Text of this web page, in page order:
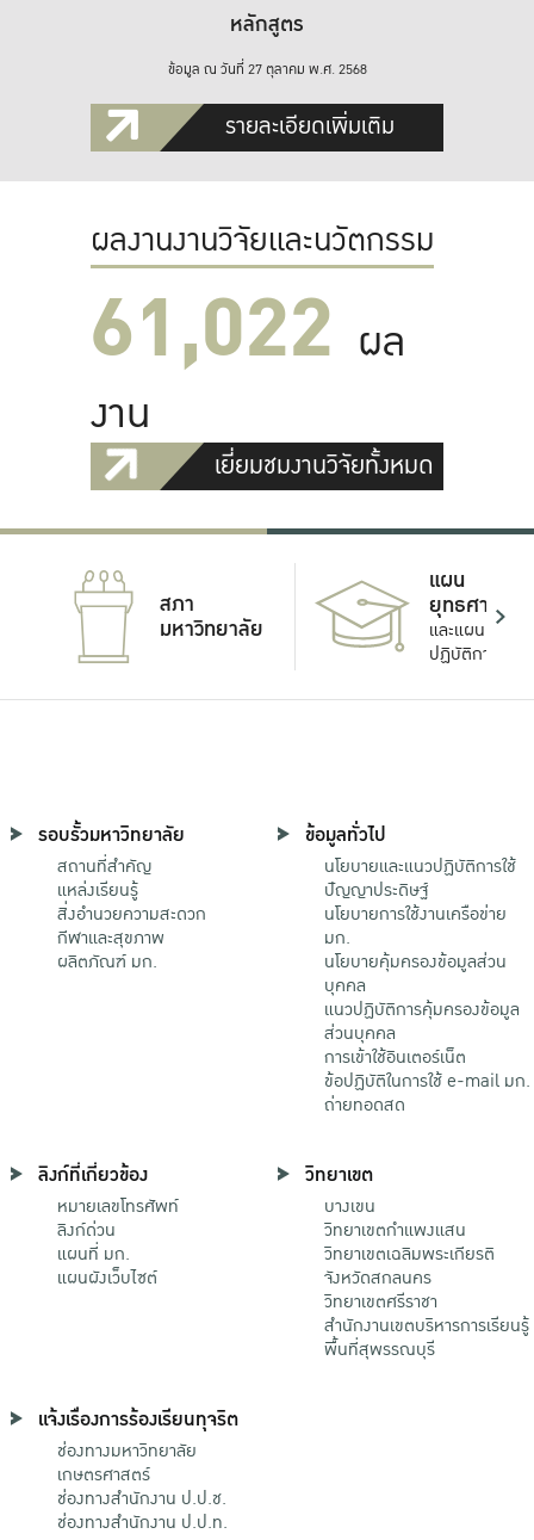
หลักสูตร
ข้อมูล ณ วันที่ 27 ตุลาคม พ.ศ. 2568
รายละเอียดเพิ่มเติม
ผลงานงานวิจัยและนวัตกรรม
61,022 ผล
งาน
เยี่ยมชมงานวิจัยทั้งหมด
สภา
มหาวิทยาลัย
แผน
ยุทธศาสตร์
และแผน
ปฏิบัติการ
รอบรั้วมหาวิทยาลัย
สถานที่สำคัญ
แหล่งเรียนรู้
สิ่งอำนวยความสะดวก
กีฬาและสุขภาพ
ผลิตภัณฑ์ มก.
ข้อมูลทั่วไป
นโยบายและแนวปฏิบัติการใช้
ปัญญาประดิษฐ์
นโยบายการใช้งานเครือข่าย
มก.
นโยบายคุ้มครองข้อมูลส่วน
บุคคล
แนวปฏิบัติการคุ้มครองข้อมูล
ส่วนบุคคล
การเข้าใช้อินเตอร์เน็ต
ข้อปฏิบัติในการใช้ e-mail มก.
ถ่ายทอดสด
ลิงก์ที่เกี่ยวข้อง
หมายเลขโทรศัพท์
ลิงก์ด่วน
แผนที่ มก.
แผนผังเว็บไซต์
วิทยาเขต
บางเขน
วิทยาเขตกําแพงแสน
วิทยาเขตเฉลิมพระเกียรติ
จังหวัดสกลนคร
วิทยาเขตศรีราชา
สำนักงานเขตบริหารการเรียนรู้
พื้นที่สุพรรณบุรี
แจ้งเรื่องการร้องเรียนทุจริต
ช่องทางมหาวิทยาลัย
เกษตรศาสตร์
ช่องทางสำนักงาน ป.ป.ช.
ช่องทางสำนักงาน ป.ป.ท.